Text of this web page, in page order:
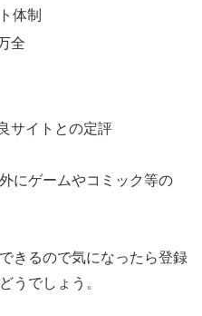
体制
全
サイトとの定評
にゲームやコミック等の
きるので気になったら登録
うでしょう。